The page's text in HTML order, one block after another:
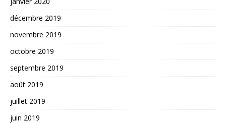
décembre 2019
novembre 2019
octobre 2019
septembre 2019
août 2019
juillet 2019
juin 2019